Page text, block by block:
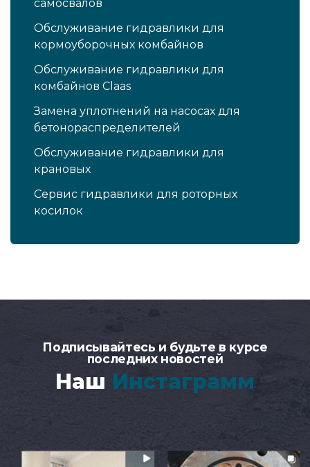
самосвалов
Обслуживание гидравлики для
кормоуборочных комбайнов
Обслуживание гидравлики для
комбайнов Claas
Замена уплотнений на насосах для
бетонораспределителей
Обслуживание гидравлики для
крановых
Сервис гидравлики для роторных
косилок
Подписывайтесь и будьте в курсе
последних новостей
Наш Инстаграмм